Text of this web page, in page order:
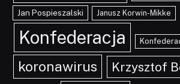
Jan Pospieszalski Janusz Korwin-Mikke
Konfederacja
koronawirus Krzysztof